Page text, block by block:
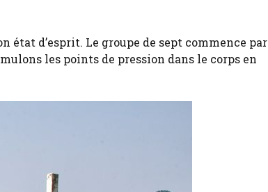
d’esprit. Le groupe de sept commence par
les points de pression dans le corps en